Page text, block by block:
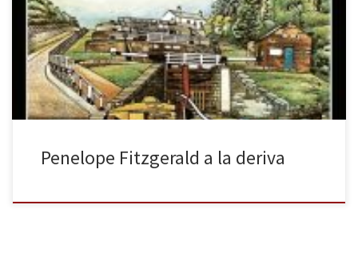
cinematográfica de Isabel Coixet, esta novela con tintes
autobiográficos supuso la consagración de su autora. A la deriva
ganaba el Booker Prize de 1979 y el nombre de Penelope
Fitzgerald adquiría […]
Penelope Fitzgerald a la deriva